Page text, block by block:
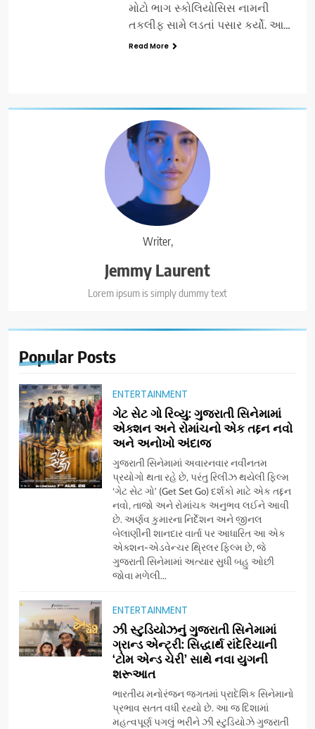
Writer,
Jemmy Laurent
Lorem ipsum is simply dummy text
Popular Posts
ENTERTAINMENT
ગેટ સેટ ગો રિવ્યુ: ગુજરાતી સિનેમામાં
એક્શન અને રોમાંચનો એક તદ્દન નવો
અને અનોખો અંદાજ
ગુજરાતી સિનેમામાં અવારનવાર નવીનતમ
પ્રયોગો થતા રહે છે, પરંતુ રિલીઝ થયેલી ફિલ્મ
‘ગેટ સેટ ગો’ (Get Set Go) દર્શકો માટે એક તદ્દન
નવો, તાજો અને રોમાંચક અનુભવ લઈને આવી
છે. અર્ણવ કુમારના નિર્દેશન અને જીનલ
બેલાણીની શાનદાર વાર્તા પર આધારિત આ એક
એક્શન-એડવેન્ચર થ્રિલર ફિલ્મ છે, જે
ગુજરાતી સિનેમામાં અત્યાર સુધી બહુ ઓછી
જોવા મળેલી...
ENTERTAINMENT
ઝી સ્ટુડિયોઝનું ગુજરાતી સિનેમામાં
ગ્રાન્ડ એન્ટ્રી: સિદ્ધાર્થ રાંદેરિયાની
‘ટોમ એન્ડ ચેરી’ સાથે નવા યુગની
શરૂઆત
ભારતીય મનોરંજન જગતમાં પ્રાદેશિક સિનેમાનો
પ્રભાવ સતત વધી રહ્યો છે. આ જ દિશામાં
મહત્વપૂર્ણ પગલું ભરીને ઝી સ્ટુડિયોઝે ગુજરાતી
5
ડો. મિતાલી નાગ (આર્ક ઇવેન્ટ્સ)
દ્વારા કિશોર કુમારની જન્મજયંતિ
નિમિત્તે સંગીતમય શ્રદ્ધાંજલિ
AHMEDABAD
મોટો ભાગ સ્કોલિયોસિસ નામની
તકલીફ સામે લડતાં પસાર કર્યો. આ…
Read More